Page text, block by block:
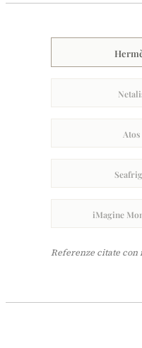
Atos
iMagine
Referenze citate